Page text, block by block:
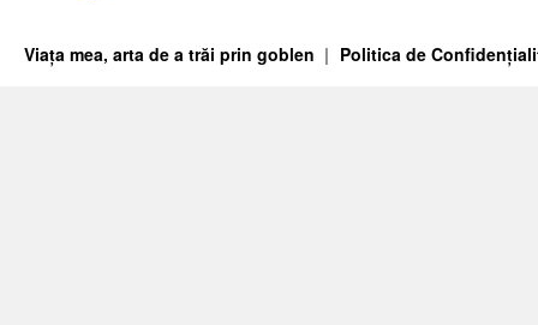
Viața mea, arta de a trăi prin goblen Politica de